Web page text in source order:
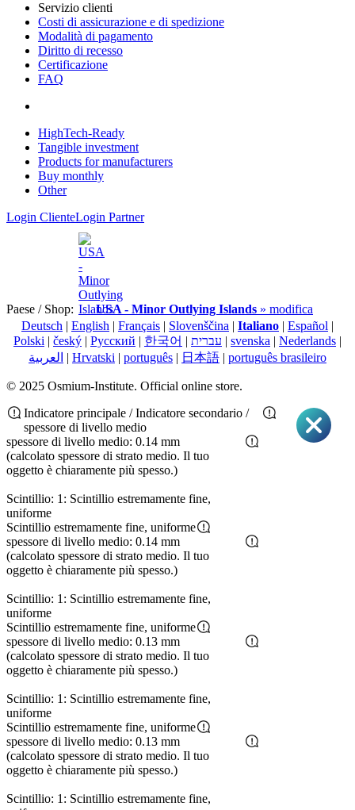
Servizio clienti
Costi di assicurazione e di spedizione
Modalità di pagamento
Diritto di recesso
Certificazione
FAQ
HighTech-Ready
Tangible investment
Products for manufacturers
Buy monthly
Other
Login ClienteLogin Partner
Paese / Shop: USA - Minor Outlying Islands » modifica
Deutsch | English | Français | Slovenščina | Italiano | Español |
Polski | český | Pусский | 한국어 | עברית | svenska | Nederlands |
العربية | Hrvatski | português | 日本語 | português brasileiro
© 2025 Osmium-Institute. Official online store.
Indicatore principale / Indicatore secondario /
spessore di livello medio
spessore di livello medio: 0.14 mm
(calcolato spessore di strato medio. Il tuo
oggetto è chiaramente più spesso.)
Scintillio: 1: Scintillio estremamente fine,
uniforme
Scintillio estremamente fine, uniforme
spessore di livello medio: 0.14 mm
(calcolato spessore di strato medio. Il tuo
oggetto è chiaramente più spesso.)
Scintillio: 1: Scintillio estremamente fine,
uniforme
Scintillio estremamente fine, uniforme
spessore di livello medio: 0.13 mm
(calcolato spessore di strato medio. Il tuo
oggetto è chiaramente più spesso.)
Scintillio: 1: Scintillio estremamente fine,
uniforme
Scintillio estremamente fine, uniforme
spessore di livello medio: 0.13 mm
(calcolato spessore di strato medio. Il tuo
oggetto è chiaramente più spesso.)
Scintillio: 1: Scintillio estremamente fine,